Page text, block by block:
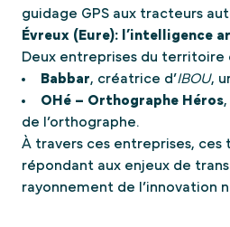
guidage GPS aux tracteurs
Évreux (Eure): l’intelligence
Deux entreprises du
Babbar, créatrice d’IBOU,
OHé – Orthographe Héros
de l’orthographe.
À travers ces entreprises,
répondant aux enjeux de
rayonnement de l’innovation